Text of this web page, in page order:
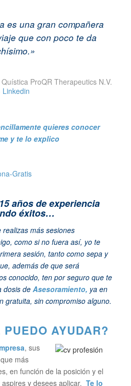
es una gran compañera
que con poco te da
ProQR Therapeutics N.V.
Linkedin
quieres conocer
y te lo explico
años de experiencia
éxitos…
realizas más sesiones
como si no fuera así, yo te
sesión, tanto como sepa y
además de que será
conocido, ten por seguro que te
dosis deAsesoramiento, ya en
gratuita, sin compromiso alguno.
AYUDAR?
, sus
más
en función de la posición y el
y desees aplicar. Te lo